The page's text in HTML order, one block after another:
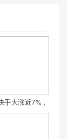
手大涨近7%，